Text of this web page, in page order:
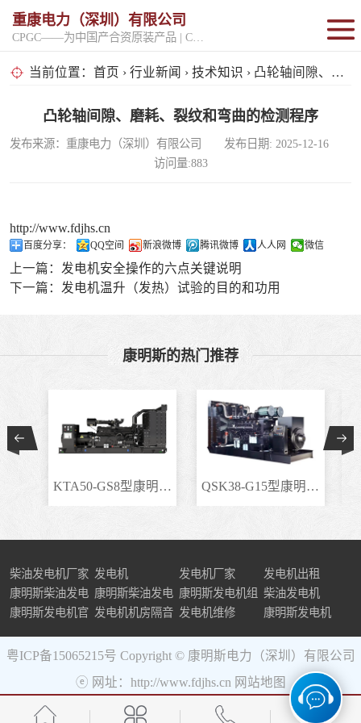
重康电力（深圳）有限公司
当前位置： 首页 › 行业新闻 › 技术知识 › 凸轮轴间隙、磨耗、裂纹和弯曲的检测程序
凸轮轴间隙、磨耗、裂纹和弯曲的检测程序
发布来源：重康电力（深圳）有限公司 发布日期: 2025-12-16
访问量:883
http://www.fdjhs.cn
百度分享： QQ空间 新浪微博 腾讯微博 人人网 微信
上一篇： 发电机安全操作的六点关键说明
下一篇： 发电机温升（发热）试验的目的和功用
康明斯的热门推荐
KTA50-GS8型康明斯柴.. QSK38-G15型康明斯柴..
柴油发电机厂家 发电机 发电机厂家
发电机出租
康明斯柴油发电
机组
康明斯柴油发电
机
康明斯发电机组 柴油发电机
康明斯发电机官 发电机机房隔音 发电机维修 康明斯发电机
粤ICP备15065215号 Copyright © 康明斯电力（深圳）有限公司
ⓔ 网址：http://www.fdjhs.cn 网站地图
固定开架式
超静音型
移动电站